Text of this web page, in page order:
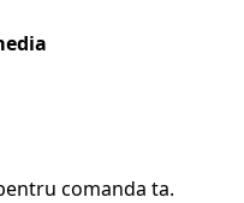
comanda ta.